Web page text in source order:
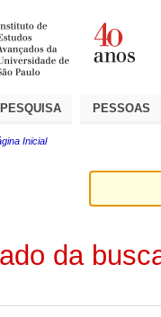
PESQUISA PESSOAS
Inicial
da